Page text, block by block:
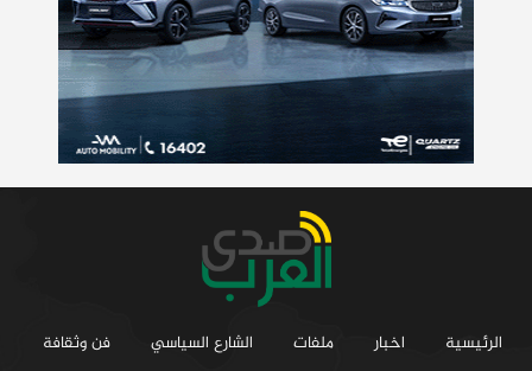
الرئيسية اخبار ملفات الشارع السياسي فن وثقافة